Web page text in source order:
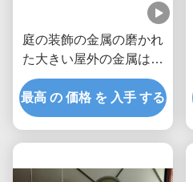
庭の装飾の金属の磨かれ
た大きい屋外の金属は低
下の彫刻を彫ります
最高 の 価格 を 入手 する